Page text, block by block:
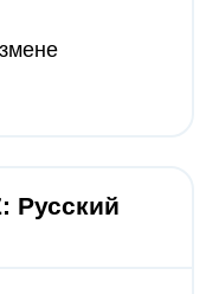
Русский